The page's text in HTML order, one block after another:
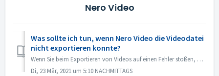
Nero Video
Was sollte ich tun, wenn Nero Video die Videodatei
nicht exportieren konnte?
Wenn Sie beim Exportieren von Videos auf einen Fehler stoßen, können Sie Folgendes versuchen: 1. Bitte gehen Sie zu C:\Benutzer\[Aktueller Benutzer]\AppDat...
Di, 23 Mär, 2021 um 5:10 NACHMITTAGS